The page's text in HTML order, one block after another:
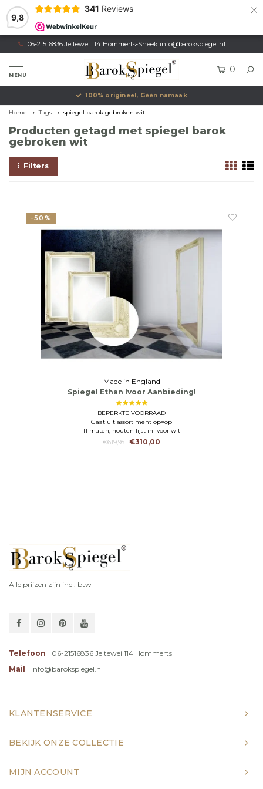
9,8
341 Reviews ×
06-21516836 Jeltewei 114 Hommerts-Sneek info@barokspiegel.nl
MENU
0
100% origineel, Géén namaak
Home Tags spiegel barok gebroken wit
Producten getagd met spiegel barok
gebroken wit
Filters
-50%
Made in England
Spiegel Ethan Ivoor Aanbieding!
BEPERKTE VOORRAAD
Gaat uit assortiment op=op
11 maten, houten lijst in ivoor wit
€619,95
€310,00
Alle prijzen zijn incl. btw
Telefoon
06-21516836 Jeltewei 114 Hommerts
Mail
info@barokspiegel.nl
KLANTENSERVICE
BEKIJK ONZE COLLECTIE
MIJN ACCOUNT